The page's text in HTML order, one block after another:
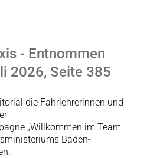
- Entnommen
2026, Seite 385
die Fahrlehrerinnen und
„Willkommen im Team
Baden-